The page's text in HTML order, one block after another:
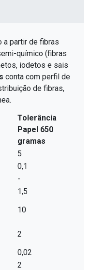
a partir de fibras
químico (fibras
iodetos e sais
conta com perfil de
de fibras,
Tolerância
Papel 650
gramas
5
0,1
-
1,5
10
2
0,02
2